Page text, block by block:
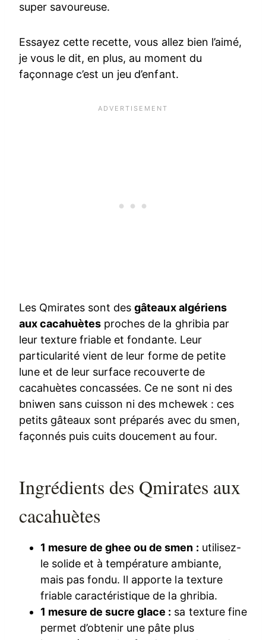
super savoureuse.
Essayez cette recette, vous allez bien l’aimé,
je vous le dit, en plus, au moment du
façonnage c’est un jeu d’enfant.
Les Qmirates sont desgâteaux algériens
aux cacahuètes proches de la ghribia par
leur texture friable et fondante. Leur
particularité vient de leur forme de petite
lune et de leur surface recouverte de
cacahuètes concassées. Ce ne sont ni des
bniwen sans cuisson ni des mchewek : ces
petits gâteaux sont préparés avec du smen,
façonnés puis cuits doucement au four.
Ingrédients des Qmirates aux
cacahuètes
1 mesure de ghee ou de smen : utilisez-
le solide et à température ambiante,
mais pas fondu. Il apporte la texture
friable caractéristique de la ghribia.
1 mesure de sucre glace : sa texture fine
permet d’obtenir une pâte plus